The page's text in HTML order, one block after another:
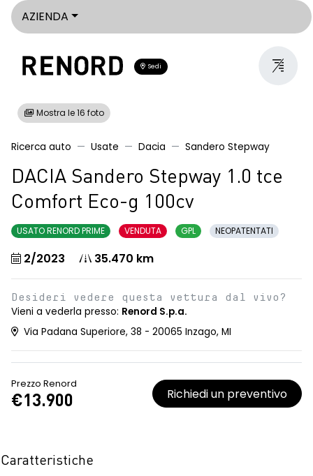
AZIENDA
Sedi
Mostra le 16 foto
Ricerca auto Usate Dacia Sandero Stepway
DACIA Sandero Stepway 1.0 tce
Comfort Eco-g 100cv
USATO RENORD PRIME VENDUTA GPL NEOPATENTATI
2/2023 35.470 km
Desideri vedere questa vettura dal vivo?
Vieni a vederla presso: Renord S.p.a.
Via Padana Superiore, 38 - 20065 Inzago, MI
Prezzo Renord
€13.900 Richiedi un preventivo
Caratteristiche